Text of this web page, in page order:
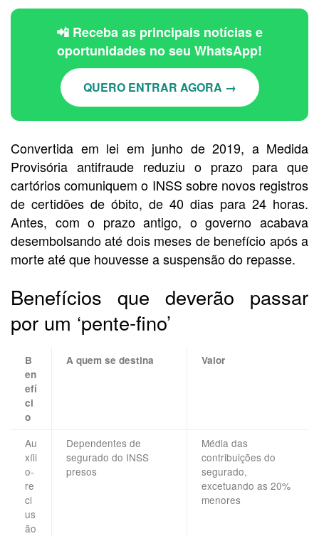
📲 Receba as principais notícias e
oportunidades no seu WhatsApp!
QUERO ENTRAR AGORA →
Convertida em lei em junho de 2019, a Medida
Provisória antifraude reduziu o prazo para que
cartórios comuniquem o INSS sobre novos registros
de certidões de óbito, de 40 dias para 24 horas.
Antes, com o prazo antigo, ogoverno acabava
desembolsando até dois meses de benefício após a
morte até que houvesse a suspensão do repasse.
Benefícios que deverão passar
por um ‘pente-fino’
B
en
efí
ci
o
A quem se destina Valor
Au
xíli
o-
re
cl
us
ão
Dependentes de
segurado do INSS
presos
Média das
contribuições do
segurado,
excetuando as 20%
menores